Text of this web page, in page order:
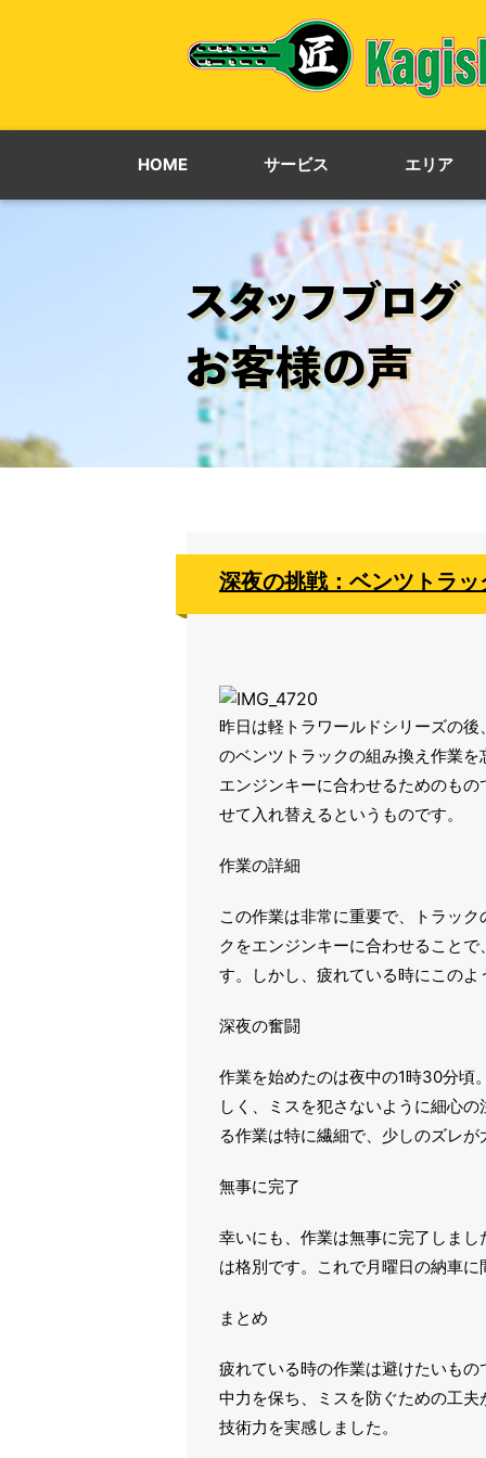
HOME サービス エリア
深夜の挑戦：ベンツトラ
昨日は軽トラワールドシリーズの
のベンツトラックの組み換え作業
エンジンキーに合わせるためのも
せて入れ替えるというものです。
作業の詳細
この作業は非常に重要で、トラッ
クをエンジンキーに合わせること
す。しかし、疲れている時にこの
深夜の奮闘
作業を始めたのは夜中の1時30分頃
しく、ミスを犯さないように細心
る作業は特に繊細で、少しのズレ
無事に完了
幸いにも、作業は無事に完了しま
は格別です。これで月曜日の納車
まとめ
疲れている時の作業は避けたいも
中力を保ち、ミスを防ぐための工
技術力を実感しました。